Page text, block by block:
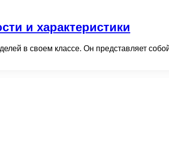
и характеристики
в своем классе. Он представляет